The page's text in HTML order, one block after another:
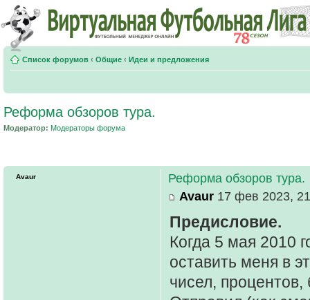
Список форумов ‹ Общие ‹ Идеи и предложения
Реформа обзоров тура.
Модератор: Модераторы форума
Реформа обзоров тура.
Avaur 17 фев 2023,
Предисловие.
Когда 5 мая 2010
оставить меня в
чисел, процентов,
Avaur